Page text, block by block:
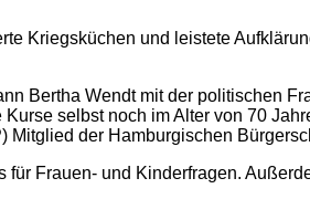
Kriegsküchen und leistete
Bertha Wendt mit der politischen
selbst noch im Alter von 70
Mitglied der Hamburgischen
Frauen- und Kinderfragen.